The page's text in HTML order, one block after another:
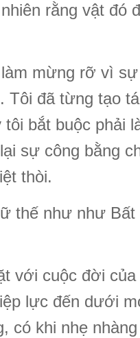
rằng vật đó
mừng rỡ vì
Tôi đã từng tạo
bắt buộc phải
sự công bằng
thòi.
thế như như
với cuộc đời
lực đến dưới
có khi nhẹ